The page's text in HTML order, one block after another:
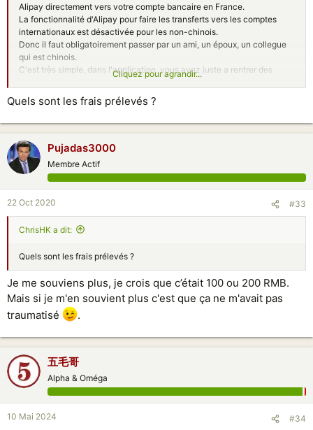
Alipay directement vers votre compte bancaire en France.
La fonctionnalité d'Alipay pour faire les transferts vers les comptes
internationaux est désactivée pour les non-chinois.
Donc il faut obligatoirement passer par un ami, un époux, un collegue
qui est chinois.
C'est très simple, dans l'application, vous avez juste a rentrer des
informations de base sur le compte créditeur (nom du titulaire, pays,
IBAN etc...), puis le montant et le virement est fait, c'est assez rapide,
en 1 semaine vous recevez l'argent sur votre compte en France.
Méthode testée et approuvée pour des montants entre 2000 et 3000
EUR. La dernière fois que je l'ai fait c’était il y a deux ans, depuis peut-
être que la méthode a changée.
Après pour plus d'argent, sans doute, l'application est limitée par un
montant maximum mais a l’époque ça fonctionnait très bien.
Cliquez pour agrandir...
Quels sont les frais prélevés ?
Pujadas3000
Membre Actif
22 Oct 2020 #33
ChrisHK a dit:
Quels sont les frais prélevés ?
Je me souviens plus, je crois que c’était 100 ou 200 RMB.
Mais si je m'en souvient plus c'est que ça ne m'avait pas
traumatisé
.
五毛哥
Alpha & Oméga
10 Mai 2024 #34